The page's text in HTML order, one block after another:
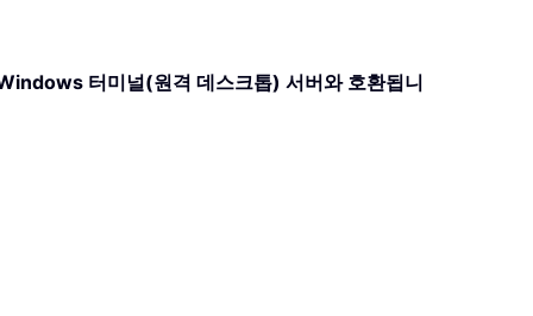
터미널(원격 데스크톱) 서버와 호환됩니